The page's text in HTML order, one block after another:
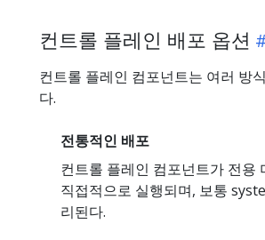
컨트롤 플레인 배포 옵션
컨트롤 플레인 컴포넌트는 여러 방
다.
전통적인 배포
컨트롤 플레인 컴포넌트가 전용
직접적으로 실행되며, 보통
리된다.